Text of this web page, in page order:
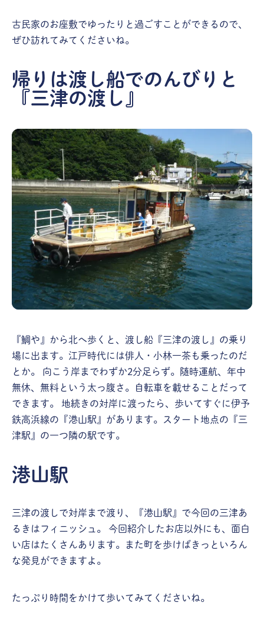
古民家のお座敷でゆったりと過ごすことができるので、
ぜひ訪れてみてくださいね。
帰りは渡し船でのんびりと
『三津の渡し』
『鯛や』から北へ歩くと、渡し船『三津の渡し』の乗り
場に出ます。江戸時代には俳人・小林一茶も乗ったのだ
とか。 向こう岸までわずか2分足らず。随時運航、年中
無休、無料という太っ腹さ。自転車を載せることだって
できます。 地続きの対岸に渡ったら、歩いてすぐに伊予
鉄高浜線の『港山駅』があります。スタート地点の『三
津駅』の一つ隣の駅です。
港山駅
三津の渡しで対岸まで渡り、『港山駅』で今回の三津あ
るきはフィニッシュ。 今回紹介したお店以外にも、面白
い店はたくさんあります。また町を歩けばきっといろん
な発見ができますよ。
たっぷり時間をかけて歩いてみてくださいね。